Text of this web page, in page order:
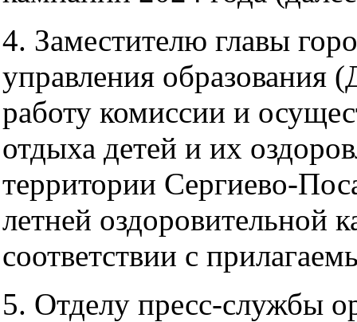
4. Заместителю главы
управления образования
работу комиссии и
отдыха детей и их
территории Сергиево-
летней оздоровительной
соответствии с
5. Отделу пресс-службы